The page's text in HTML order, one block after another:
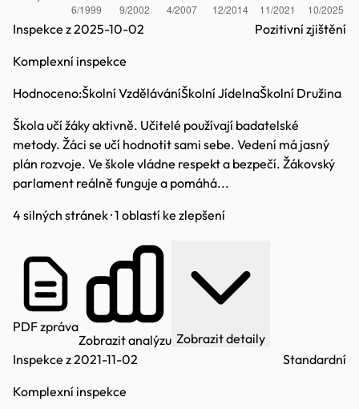
Inspekce z 2025-10-02
Komplexní inspekce
Pozitivní zjištění
Hodnoceno:Školní VzděláváníŠkolní JídelnaŠkolní Družina
Škola učí žáky aktivně. Učitelé používají badatelské
metody. Žáci se učí hodnotit sami sebe. Vedení má jasný
plán rozvoje. Ve škole vládne respekt a bezpečí. Žákovský
parlament reálně funguje a pomáhá...
4 silných stránek · 1 oblastí ke zlepšení
PDF zpráva
Zobrazit analýzu Zobrazit detaily
Inspekce z 2021-11-02
Komplexní inspekce
Standardní